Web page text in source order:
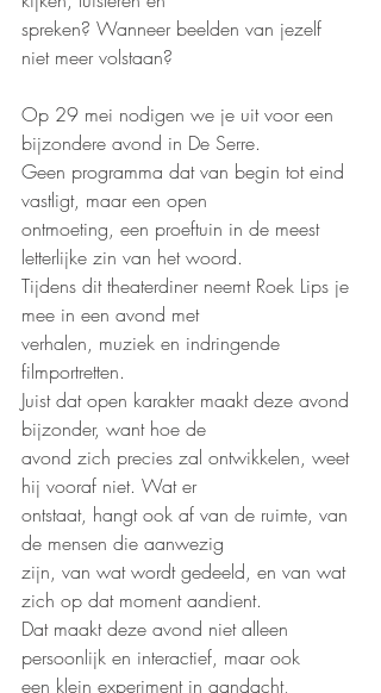
spreken? Wanneer beelden van jezelf
niet meer volstaan?
Op 29 mei nodigen we je uit voor een
bijzondere avond in De Serre.
Geen programma dat van begin tot eind
vastligt, maar een open
ontmoeting, een proeftuin in de meest
letterlijke zin van het woord.
Tijdens dit theaterdiner neemt Roek Lips je
mee in een avond met
verhalen, muziek en indringende
filmportretten.
Juist dat open karakter maakt deze avond
bijzonder, want hoe de
avond zich precies zal ontwikkelen, weet
hij vooraf niet. Wat er
ontstaat, hangt ook af van de ruimte, van
de mensen die aanwezig
zijn, van wat wordt gedeeld, en van wat
zich op dat moment aandient.
Dat maakt deze avond niet alleen
persoonlijk en interactief, maar ook
een klein experiment in aandacht,